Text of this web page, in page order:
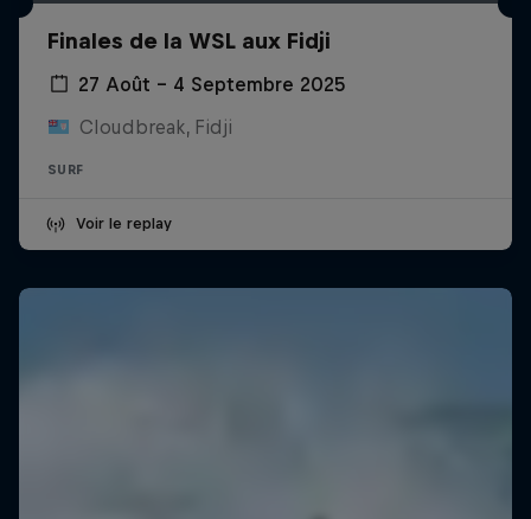
Finales de la WSL aux Fidji
27 Août – 4 Septembre 2025
Cloudbreak, Fidji
SURF
Voir le replay